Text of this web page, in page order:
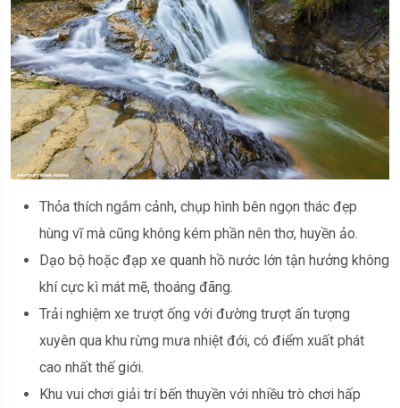
Thỏa thích ngắm cảnh, chụp hình bên ngọn thác đẹp
hùng vĩ mà cũng không kém phần nên thơ, huyền ảo.
Dạo bộ hoặc đạp xe quanh hồ nước lớn tận hưởng không
khí cực kì mát mẽ, thoáng đãng.
Trải nghiệm xe trượt ống với đường trượt ấn tượng
xuyên qua khu rừng mưa nhiệt đới, có điểm xuất phát
cao nhất thế giới.
Khu vui chơi giải trí bến thuyền với nhiều trò chơi hấp